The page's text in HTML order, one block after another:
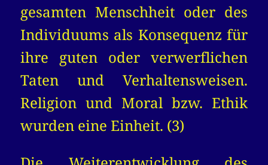
gesamten Menschheit oder des
Individuums als Konsequenz für
ihre guten oder verwerflichen
Taten und Verhaltensweisen.
Religion und Moral bzw. Ethik
wurden eine Einheit. (3)